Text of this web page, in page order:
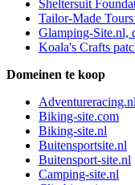
Sheltersuit
Tailor-Made
Glamping-Site.nl,
Koala's Crafts
Domeinen te koop
Adventureracing.nl
Biking-site.com
Biking-site.nl
Buitensportsite.nl
Buitensport-site.nl
Camping-site.nl